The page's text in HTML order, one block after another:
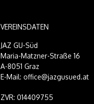
VEREINSDATEN
JAZ GU-Süd
Maria-Matzner-Straße 16
A-8051 Graz
E-Mail: office@jazgusued.at
ZVR: 014409755